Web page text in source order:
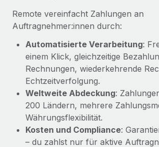
Remote vereinfacht Zahlungen an
Auftragnehmer:innen durch:
Automatisierte Verarbeitung:
einem Klick, gleichzeitige
Rechnungen, wiederkehrende
Echtzeitverfolgung.
Weltweite Abdeckung:
200 Ländern, mehrere
Währungsflexibilität.
Kosten und Compliance:
– du zahlst nur für aktive